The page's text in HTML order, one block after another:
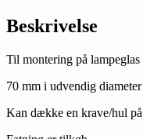
centerhul
antal
Beskrivelse
Til montering på
70 mm i udvendig diameter
Kan dække en krave/hul